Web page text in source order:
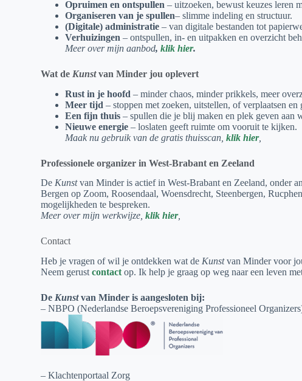
Opruimen en ontspullen – uitzoeken, bewust keuzes leren
Organiseren van je spullen– slimme indeling en structuur.
(Digitale) administratie – van digitale bestanden tot
Verhuizingen – ontspullen, in- en uitpakken en overzicht
Meer over mijn aanbod,klik hier.
Wat de Kunstvan Minder jou oplevert
Rust in je hoofd – minder chaos, minder prikkels, meer
Meer tijd – stoppen met zoeken, uitstellen, of verplaatsen en
Een fijn thuis – spullen die je blij maken en plek geven aan
Nieuwe energie – loslaten geeft ruimte om vooruit te kijken.
Maak nu gebruik van de gratis thuisscan,klik hier,
Professionele organizer in West-Brabant en Zeeland
De Kunstvan Minder is actief in West-Brabant en Zeeland, onder
Bergen op Zoom, Roosendaal, Woensdrecht, Steenbergen,
mogelijkheden te bespreken.
Meer over mijn werkwijze,klik hier,
Contact
Heb je vragen of wil je ontdekken wat de Kunstvan Minder voor
Neem gerustcontact op. Ik help je graag op weg naar een leven
De Kunstvan Minder is aangesloten bij:
– NBPO (Nederlandse Beroepsvereniging Professioneel
– Klachtenportaal Zorg